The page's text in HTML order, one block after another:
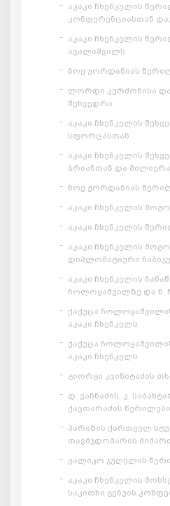
აკაკი ჩხენკელის
კონფერენციასთან
აკაკი ჩხენკელის
ავალიშვილს
ნოე ჟორდანიას
ლორდი კერძონისა და
შეხვედრა
აკაკი ჩხენკელის
სფორცასთან
აკაკი ჩხენკელის
ბრიანთან და
ნოე ჟორდანიას
აკაკი ჩხენკელის
აკაკი ჩხენკელის
აკაკი ჩხენკელის
დიპლომატიური
აკაკი ჩხენკელის
ჩოლოყაშვილზე და ნ.
ქაქუცა
აკაკი ჩხენკელს
ქაქუცა
აკაკი ჩხენკელს
გიორგი კვინიტაძის
დ. ვაჩნაძის, კ.
ქავთარაძის
პარიზის ქართველ
თავმჯდომარის
ვალიკო ჯუღელის
აკაკი ჩხენკელის
საკითხი გენუის